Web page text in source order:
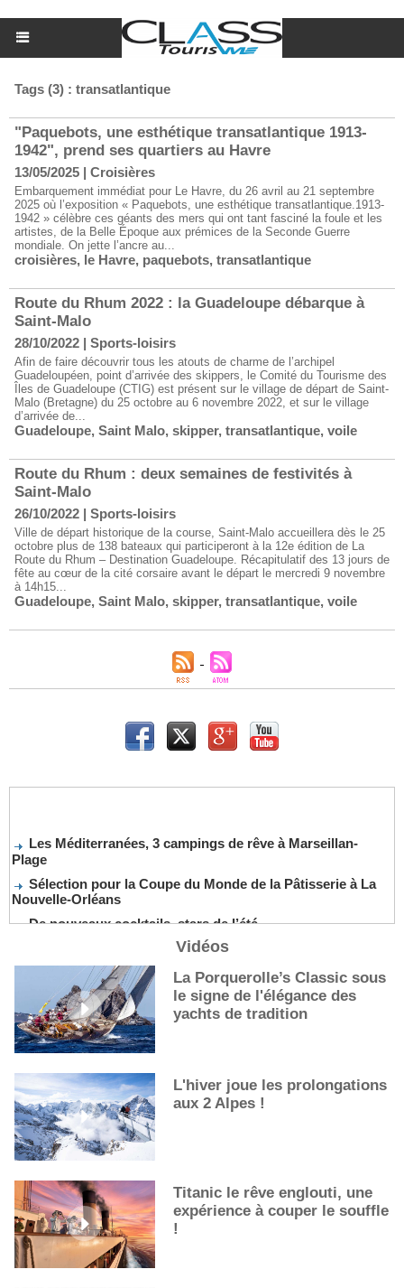
Tags (3) : transatlantique
"Paquebots, une esthétique transatlantique 1913-
1942", prend ses quartiers au Havre
13/05/2025 | Croisières
Embarquement immédiat pour Le Havre, du 26 avril au 21 septembre
2025 où l’exposition « Paquebots, une esthétique transatlantique.1913-
1942 » célèbre ces géants des mers qui ont tant fasciné la foule et les
artistes, de la Belle Époque aux prémices de la Seconde Guerre
mondiale. On jette l’ancre au...
croisières, le Havre, paquebots, transatlantique
Route du Rhum 2022 : la Guadeloupe débarque à
Saint-Malo
28/10/2022 | Sports-loisirs
Afin de faire découvrir tous les atouts de charme de l’archipel
Guadeloupéen, point d’arrivée des skippers, le Comité du Tourisme des
Îles de Guadeloupe (CTIG) est présent sur le village de départ de Saint-
Malo (Bretagne) du 25 octobre au 6 novembre 2022, et sur le village
d’arrivée de...
Guadeloupe, Saint Malo, skipper, transatlantique, voile
Route du Rhum : deux semaines de festivités à
Saint-Malo
26/10/2022 | Sports-loisirs
Ville de départ historique de la course, Saint-Malo accueillera dès le 25
octobre plus de 138 bateaux qui participeront à la 12e édition de La
Route du Rhum – Destination Guadeloupe. Récapitulatif des 13 jours de
fête au cœur de la cité corsaire avant le départ le mercredi 9 novembre
à 14h15...
Guadeloupe, Saint Malo, skipper, transatlantique, voile
Les Méditerranées, 3 campings de rêve à Marseillan-
Plage
Sélection pour la Coupe du Monde de la Pâtisserie à La
Nouvelle-Orléans
De nouveaux cocktails, stars de l’été
Les cocktails, stars de l’été
La première sélection des grappes du Guide Michelin
Balade champêtre à vélo le long du canal d’Orléans, dans
le Loiret
Vidéos
La Porquerolle’s Classic sous
le signe de l'élégance des
yachts de tradition
L'hiver joue les prolongations
aux 2 Alpes !
Titanic le rêve englouti, une
expérience à couper le souffle
!